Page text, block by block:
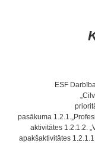
ESF
pasākuma
aktivitātes 1.2.1.2.
apakšaktivitātes